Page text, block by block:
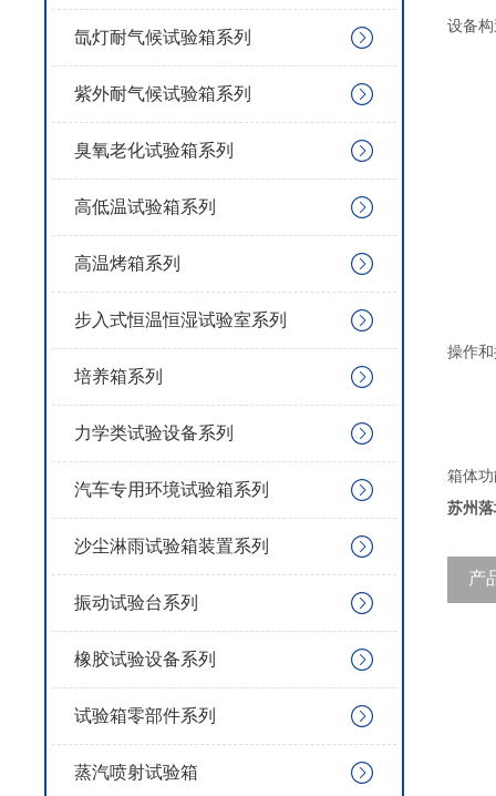
氙灯耐气候试验箱系列
紫外耐气候试验箱系列
臭氧老化试验箱系列
高低温试验箱系列
高温烤箱系列
步入式恒温恒湿试验室系列
培养箱系列
力学类试验设备系列
汽车专用环境试验箱系列
沙尘淋雨试验箱装置系列
振动试验台系列
橡胶试验设备系列
试验箱零部件系列
蒸汽喷射试验箱
设备
操作
箱体
苏州
产